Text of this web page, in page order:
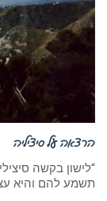
הרצאה על סיציליה
“לישון בקשה
תשמע להם והיא